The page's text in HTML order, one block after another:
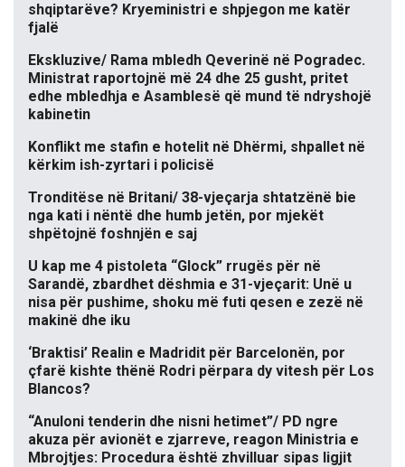
shqiptarëve? Kryeministri e shpjegon me katër
fjalë
Ekskluzive/ Rama mbledh Qeverinë në Pogradec.
Ministrat raportojnë më 24 dhe 25 gusht, pritet
edhe mbledhja e Asamblesë që mund të ndryshojë
kabinetin
Konflikt me stafin e hotelit në Dhërmi, shpallet në
kërkim ish-zyrtari i policisë
Tronditëse në Britani/ 38-vjeçarja shtatzënë bie
nga kati i nëntë dhe humb jetën, por mjekët
shpëtojnë foshnjën e saj
U kap me 4 pistoleta “Glock” rrugës për në
Sarandë, zbardhet dëshmia e 31-vjeçarit: Unë u
nisa për pushime, shoku më futi qesen e zezë në
makinë dhe iku
‘Braktisi’ Realin e Madridit për Barcelonën, por
çfarë kishte thënë Rodri përpara dy vitesh për Los
Blancos?
“Anuloni tenderin dhe nisni hetimet”/ PD ngre
akuza për avionët e zjarreve, reagon Ministria e
Mbrojtjes: Procedura është zhvilluar sipas ligjit